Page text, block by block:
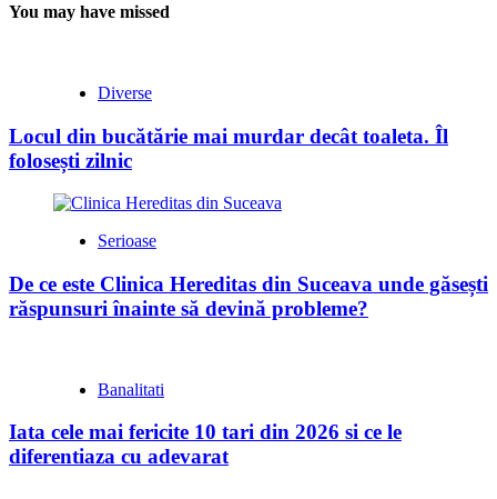
You may have missed
Diverse
Locul din bucătărie mai murdar decât toaleta. Îl
folosești zilnic
Serioase
De ce este Clinica Hereditas din Suceava unde găsești
răspunsuri înainte să devină probleme?
Banalitati
Iata cele mai fericite 10 tari din 2026 si ce le
diferentiaza cu adevarat